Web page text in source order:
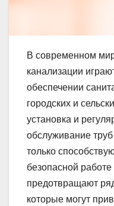
В современном
канализации
обеспечении
городских и
установка и
обслуживание
только
безопасной
предотвращают
которые могут